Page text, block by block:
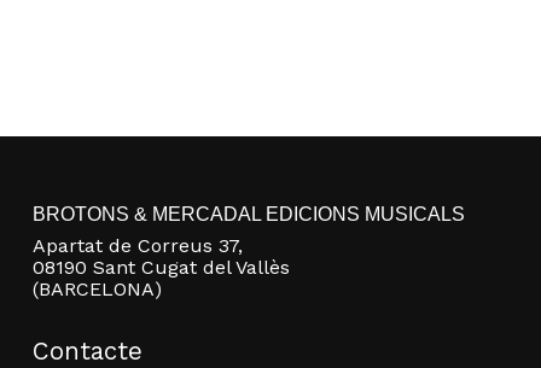
BROTONS & MERCADAL EDICIONS MUSICALS
Apartat de Correus 37,
08190 Sant Cugat del Vallès
(BARCELONA)
Contacte